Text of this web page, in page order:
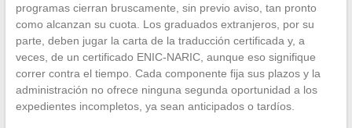
programas cierran bruscamente, sin previo aviso, tan pronto
como alcanzan su cuota. Los graduados extranjeros, por su
parte, deben jugar la carta de la traducción certificada y, a
veces, de un certificado ENIC-NARIC, aunque eso signifique
correr contra el tiempo. Cada componente fija sus plazos y la
administración no ofrece ninguna segunda oportunidad a los
expedientes incompletos, ya sean anticipados o tardíos.